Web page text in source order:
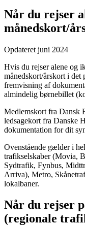
Når du rejser
månedskort/
Opdateret juni 2024
Hvis du rejser alene og
månedskort/årskort i det
fremvisning af
almindelig børnebillet
Medlemskort fra Dansk
ledsagekort fra Danske
dokumentation for dit
Ovenstående gælder i
trafikselskaber (Movia,
Sydtrafik, Fynbus,
Arriva), Metro,
lokalbaner.
Når du rejser
(regionale